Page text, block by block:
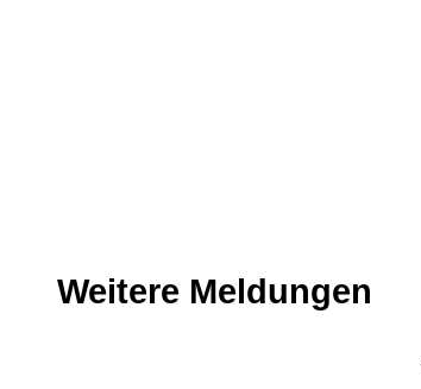
Weitere Meldungen